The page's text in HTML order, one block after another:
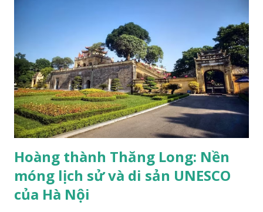
Quần thể Di tích và Danh thắng Yên Tử - Vĩnh Nghiêm -
Côn Sơn, Kiếp Bạc là Di sản văn hóa thế giới và khai mạc
Festival “Về miền di sản - 2026” (gọi tắt là Lễ đón nhận Bằng
UNESCO và khai mạc Festival Bắc Ninh 2026) dự kiến tổ
chức vào tối 28/3/2026 tại Quảng trường 3/2. Chương trình
được truyền hình trực tiếp trên sóng Đài Truyền hình Việt
Nam, đồ...
Hoàng thành Thăng Long: Nền
móng lịch sử và di sản UNESCO
của Hà Nội